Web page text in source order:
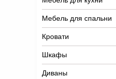
Мебель для спальни
Кровати
Шкафы
Диваны